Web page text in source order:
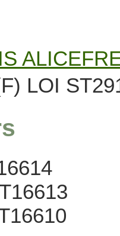
LOI